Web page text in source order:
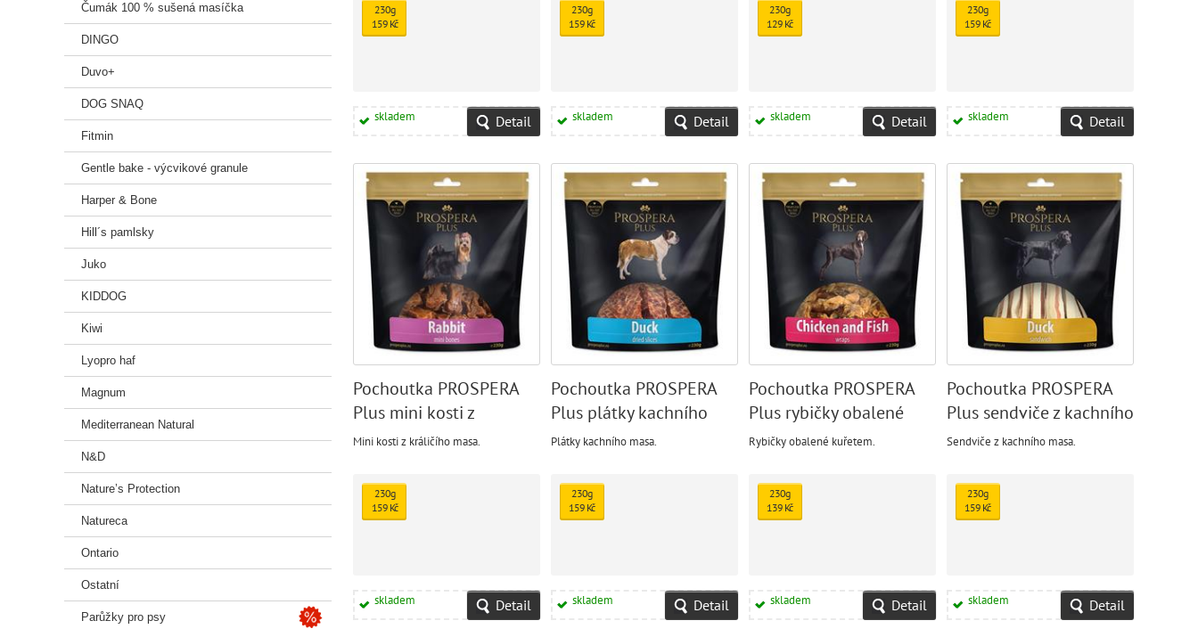
230g
159 Kč
skladem Detail
230g
159 Kč
skladem Detail
230g
129 Kč
skladem Detail
230g
159 Kč
skladem Detail
Pochoutka PROSPERA
Plus mini kosti z
králíčího masa
Mini kosti z králičího masa.
230g
159 Kč
skladem Detail
Pochoutka PROSPERA
Plus plátky kachního
masa
Plátky kachního masa.
230g
159 Kč
skladem Detail
Pochoutka PROSPERA
Plus rybičky obalené
kuřetem
Rybičky obalené kuřetem.
230g
139 Kč
skladem Detail
Pochoutka PROSPERA
Plus sendviče z kachního
masa
Sendviče z kachního masa.
230g
159 Kč
skladem Detail
Čumák 100 % sušená masíčka
DINGO
Duvo+
DOG SNAQ
Fitmin
Gentle bake - výcvikové granule
Harper & Bone
Hill´s pamlsky
Juko
KIDDOG
Kiwi
Lyopro haf
Magnum
Mediterranean Natural
N&D
Nature’s Protection
Natureca
Ontario
Ostatní
Parůžky pro psy